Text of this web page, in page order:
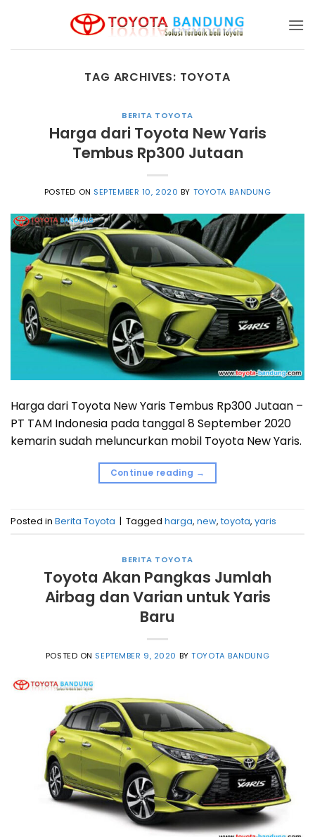
TAG ARCHIVES: TOYOTA
BERITA TOYOTA
Harga dari Toyota New Yaris
Tembus Rp300 Jutaan
POSTED ON SEPTEMBER 10, 2020 BY TOYOTA BANDUNG
Harga dari Toyota New Yaris Tembus Rp300 Jutaan –
PT TAM Indonesia pada tanggal 8 September 2020
kemarin sudah meluncurkan mobil Toyota New Yaris.
Continue reading →
Posted in Berita Toyota | Tagged harga, new, toyota, yaris
BERITA TOYOTA
Toyota Akan Pangkas Jumlah
Airbag dan Varian untuk Yaris
Baru
POSTED ON SEPTEMBER 9, 2020 BYTOYOTA BANDUNG